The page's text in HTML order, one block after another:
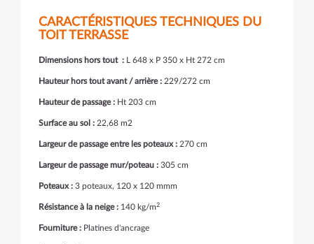
CARACTÉRISTIQUES TECHNIQUES DU
TOIT TERRASSE
Dimensions hors tout : L 648 x P 350 x Ht 272 cm
Hauteur hors tout avant / arrière : 229/272 cm
Hauteur de passage : Ht 203 cm
Surface au sol : 22,68 m2
Largeur de passage entre les poteaux : 270 cm
Largeur de passage mur/poteau : 305 cm
Poteaux : 3 poteaux, 120 x 120 mmm
Résistance à la neige : 140 kg/m2
Fourniture : Platines d'ancrage